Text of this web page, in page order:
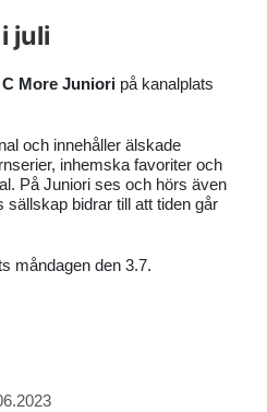
juli
C More Juniori på kanalplats
och innehåller älskade
inhemska favoriter och
På Juniori ses och hörs även
sällskap bidrar till att tiden går
måndagen den 3.7.